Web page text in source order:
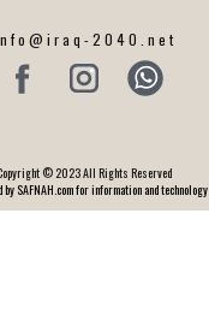
2040.net
© 2023 All Rights Reserved
by SAFNAH.com for information and technology